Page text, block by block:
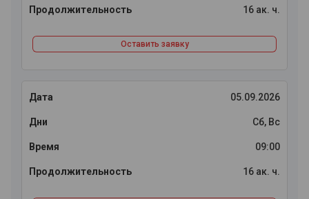
16 ак. ч.
Оставить заявку
05.09.2026
Сб, Вс
09:00
16 ак. ч.